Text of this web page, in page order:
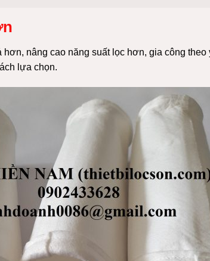
nâng cao năng suất lọc hơn, gia công theo
lựa chọn.